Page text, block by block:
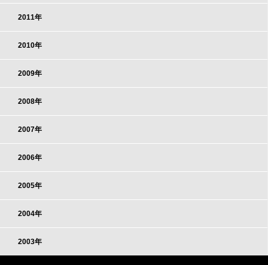
2011年
2010年
2009年
2008年
2007年
2006年
2005年
2004年
2003年